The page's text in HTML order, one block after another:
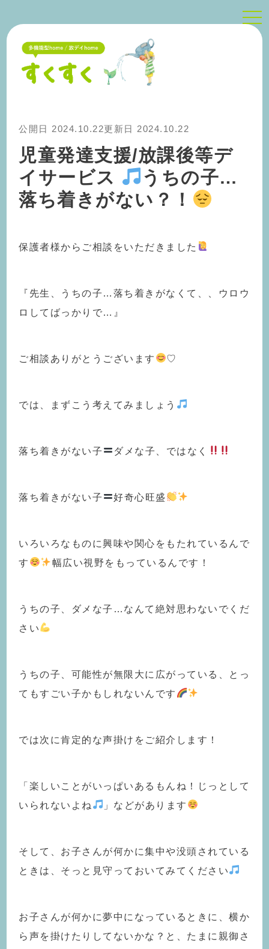
公開日 2024.10.22更新日 2024.10.22
児童発達支援/放課後等デ
イサービス
うちの子…
落ち着きがない？！
保護者様からご相談をいただきました
『先生、うちの子…落ち着きがなくて、、ウロウ
ロしてばっかりで…』
ご相談ありがとうございます ♡
では、まずこう考えてみましょう
落ち着きがない子 ダメな子、ではなく
落ち着きがない子 好奇心旺盛
いろいろなものに興味や関心をもたれているんで
す
幅広い視野をもっているんです！
うちの子、ダメな子…なんて絶対思わないでくだ
さい
うちの子、可能性が無限大に広がっている、とっ
てもすごい子かもしれないんです
では次に肯定的な声掛けをご紹介します！
「楽しいことがいっぱいあるもんね！じっとして
いられないよね
」などがあります
そして、お子さんが何かに集中や没頭されている
ときは、そっと見守っておいてみてください
お子さんが何かに夢中になっているときに、横か
ら声を掛けたりしてないかな？と、たまに親御さ